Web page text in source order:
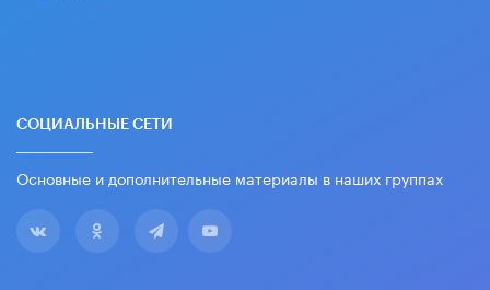
СОЦИАЛЬНЫЕ СЕТИ
Основные и дополнительные материалы в наших группах